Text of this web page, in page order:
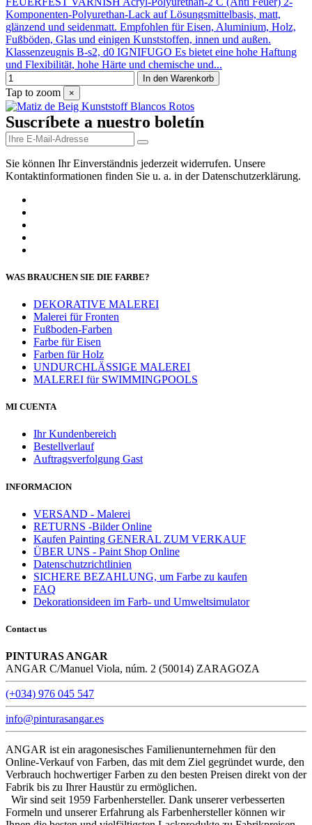
Komponenten-Polyurethan-Lack auf Lösungsmittelbasis, matt,
glänzend und seidenmatt. Empfohlen für Eisen, Aluminium, Holz,
Fußböden, Glas und einigen Kunststoffen, innen und außen.
Klassenzeugnis B-s2, d0 IGNIFUGO Es bietet eine hohe Haftung
und Flexibilität, hohe Härte und chemische und...
In den Warenkorb
Tap to zoom ×
Suscríbete a nuestro boletín
Sie können Ihr Einverständnis jederzeit widerrufen. Unsere
Kontaktinformationen finden Sie u. a. in der Datenschutzerklärung.
WAS BRAUCHEN SIE DIE FARBE?
DEKORATIVE MALEREI
Malerei für Fronten
Fußboden-Farben
Farbe für Eisen
Farben für Holz
UNDURCHLÄSSIGE MALEREI
MALEREI für SWIMMINGPOOLS
MI CUENTA
Ihr Kundenbereich
Bestellverlauf
Auftragsverfolgung Gast
INFORMACION
VERSAND - Malerei
RETURNS -Bilder Online
Kaufen Painting GENERAL ZUM VERKAUF
ÜBER UNS - Paint Shop Online
Datenschutzrichtlinien
SICHERE BEZAHLUNG, um Farbe zu kaufen
FAQ
Dekorationsideen im Farb- und Umweltsimulator
Contact us
PINTURAS ANGAR
ANGAR C/Manuel Viola, núm. 2 (50014) ZARAGOZA
(+034) 976 045 547
info@pinturasangar.es
ANGAR ist ein aragonesisches Familienunternehmen für den
Online-Verkauf von Farben, das mit dem Ziel gegründet wurde, den
Verbrauch hochwertiger Farben zu den besten Preisen direkt von der
Fabrik bis zu Ihrer Haustür zu ermöglichen.
Wir sind seit 1959 Farbenhersteller. Dank unserer verbesserten
Formeln und unserer Erfahrung als Farbenhersteller können wir